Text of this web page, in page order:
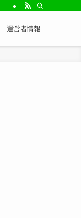
運営者情報